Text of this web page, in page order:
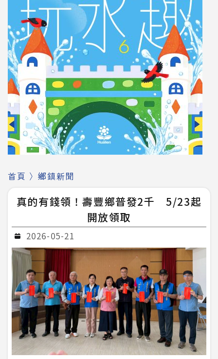
首頁 〉鄉鎮新聞
真的有錢領！壽豐鄉普發2千 5/23起
開放領取
2026-05-21